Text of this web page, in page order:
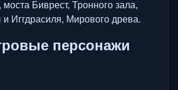
Биврест, Тронного зала,
Иггдрасиля, Мирового древа.
персонажи